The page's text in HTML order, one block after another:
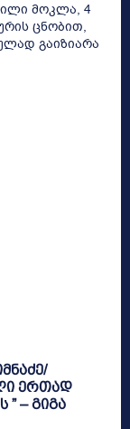
მოკლა, 4
ცნობით,
გაიზიარა
ერთად
” – გიგა